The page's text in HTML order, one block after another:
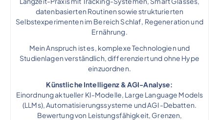
datenbasierten Routinen sowie strukturierten
Selbstexperimenten im Bereich Schlaf, Regeneration und
Ernährung.
Mein Anspruch ist es, komplexe Technologien und
Studienlagen verständlich, differenziert und ohne Hype
einzuordnen.
Künstliche Intelligenz & AGI-Analyse:
Einordnung aktueller KI-Modelle, Large Language Models
(LLMs), Automatisierungssysteme und AGI-Debatten.
Bewertung von Leistungsfähigkeit, Grenzen,